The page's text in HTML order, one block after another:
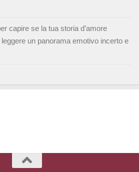
capire se la tua storia d’amore
un panorama emotivo incerto e